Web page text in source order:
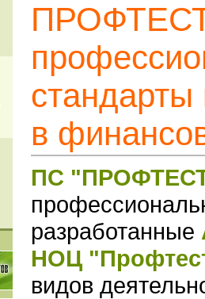
в
ПС
разработанные
НОЦ
видов